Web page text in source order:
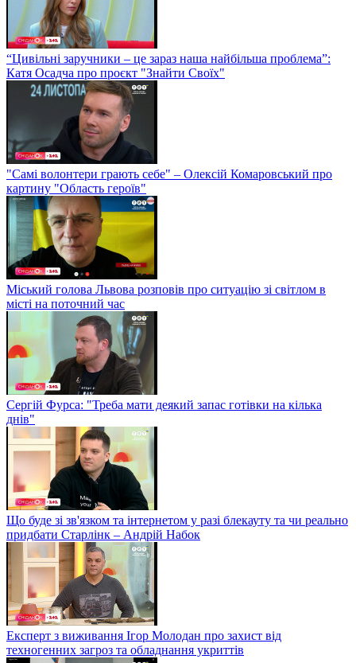
“Цивільні заручники – це зараз наша найбільша проблема”:
Катя Осадча про проєкт "Знайти Своїх"
"Самі волонтери грають себе" – Олексій Комаровський про
картину "Область героїв"
Міський голова Львова розповів про ситуацію зі світлом в
місті на поточний час
Сергій Фурса: "Треба мати деякий запас готівки на кілька
днів"
Що буде зі зв'язком та інтернетом у разі блекауту та чи реально
придбати Старлінк – Андрій Набок
Експерт з виживання Ігор Молодан про захист від
техногенних загроз та обладнання укриттів